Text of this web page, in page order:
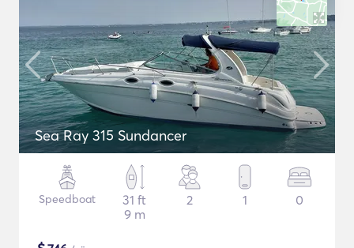
Sea Ray 315 Sundancer
Speedboat
31 ft
9 m
2 1 0